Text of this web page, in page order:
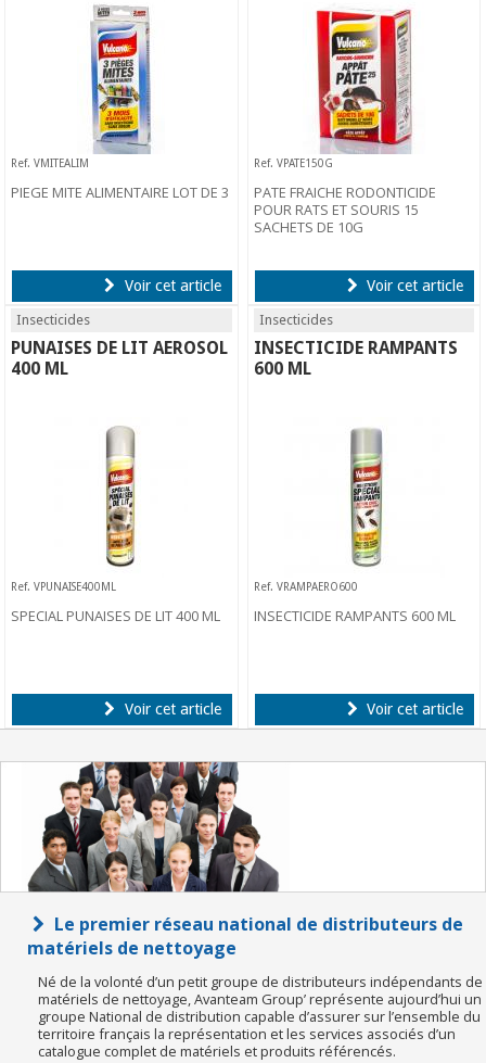
Ref. VMITEALIM
PIEGE MITE ALIMENTAIRE LOT DE 3
Voir cet article
Ref. VPATE150G
PATE FRAICHE RODONTICIDE
POUR RATS ET SOURIS 15
SACHETS DE 10G
Voir cet article
Insecticides
PUNAISES DE LIT AEROSOL
400 ML
Ref. VPUNAISE400ML
SPECIAL PUNAISES DE LIT 400 ML
Voir cet article
Insecticides
INSECTICIDE RAMPANTS
600 ML
Ref. VRAMPAERO600
INSECTICIDE RAMPANTS 600 ML
Voir cet article
Le premier réseau national de distributeurs de
matériels de nettoyage
Né de la volonté d’un petit groupe de distributeurs indépendants de
matériels de nettoyage, Avanteam Group’ représente aujourd’hui un
groupe National de distribution capable d’assurer sur l’ensemble du
territoire français la représentation et les services associés d’un
catalogue complet de matériels et produits référencés.